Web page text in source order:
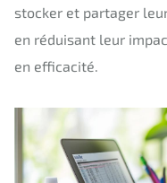
stocker et partager
en réduisant leur
en efficacité.